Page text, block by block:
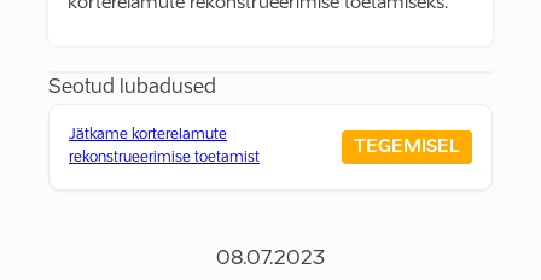
Seotud lubadused
Jätkame korterelamute
rekonstrueerimise toetamist
TEGEMISEL
08.07.2023